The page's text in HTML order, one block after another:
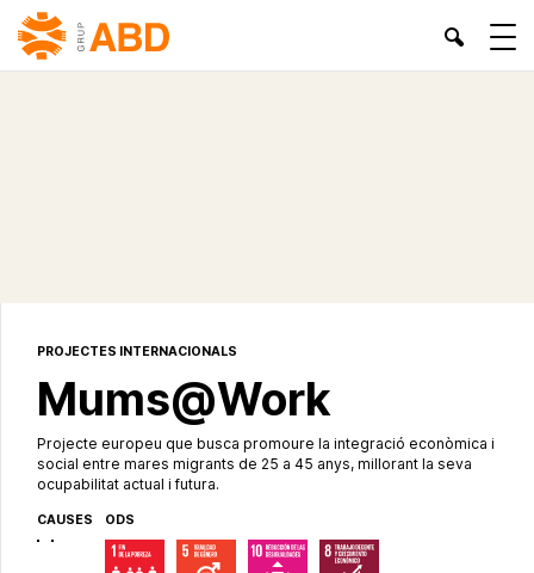
PROJECTES INTERNACIONALS
Mums@Work
Projecte europeu que busca promoure la integració econòmica i
social entre mares migrants de 25 a 45 anys, millorant la seva
ocupabilitat actual i futura.
CAUSES ODS